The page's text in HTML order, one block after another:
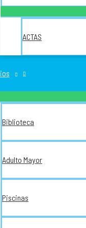
ACTAS
Biblioteca
Adulto Mayor
Piscinas